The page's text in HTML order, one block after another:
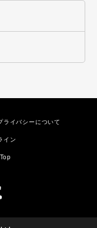
ライバシーについて
イン